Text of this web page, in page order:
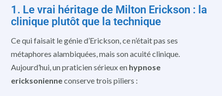
1. Le vrai héritage de Milton Erickson : la
clinique plutôt que la technique
Ce qui faisait le génie d’Erickson, ce n’était pas ses
métaphores alambiquées, mais son acuité clinique.
Aujourd’hui, un praticien sérieux en hypnose
ericksonienneconserve trois piliers :